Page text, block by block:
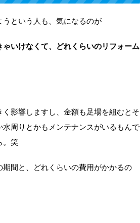
という人も、気になるのが
ゃいけなくて、どれくらいのリフォーム
影響しますし、金額も足場を組むとそ
周りとかもメンテナンスがいるもんで
。笑
間と、どれくらいの費用がかかるの